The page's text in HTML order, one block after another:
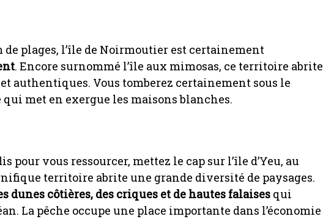
de plages, l’île de Noirmoutier est certainement
. Encore surnommé l’île aux mimosas, ce territoire abrite
authentiques. Vous tomberez certainement sous le
met en exergue les maisons blanches.
pour vous ressourcer, mettez le cap sur l’île d’Yeu, au
territoire abrite une grande diversité de paysages.
dunes côtières, des criques et de hautes falaises qui
La pêche occupe une place importante dans l’économie